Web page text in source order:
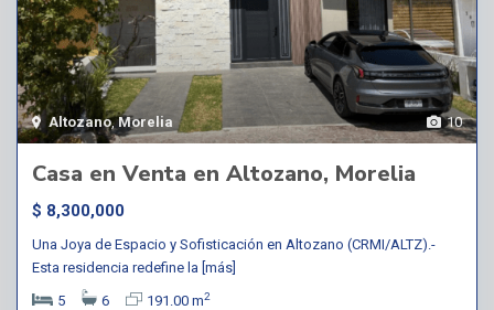
10
Altozano,Morelia
Casa en Venta en Altozano, Morelia
$ 8,300,000
Una Joya de Espacio y Sofisticación en Altozano (CRMI/ALTZ).-
Esta residencia redefine la [más]
5
6 191.00 m2